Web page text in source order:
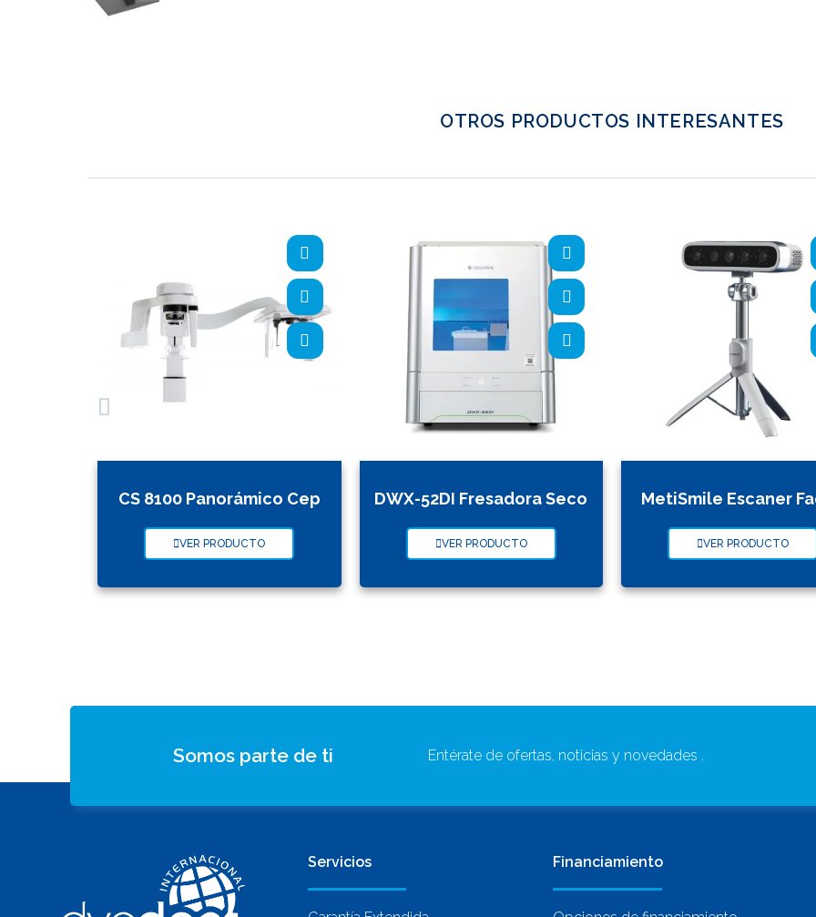
OTROS PRODUCTOS INTERESANTES
CS 8100 Panorámico Cep
VER PRODUCTO
DWX-52DI Fresadora Seco
VER PRODUCTO
MetiSmile Escaner
VER PRODUCTO
Somos parte de ti Entérate de ofertas, noticias y novedades .
Servicios Financiamiento